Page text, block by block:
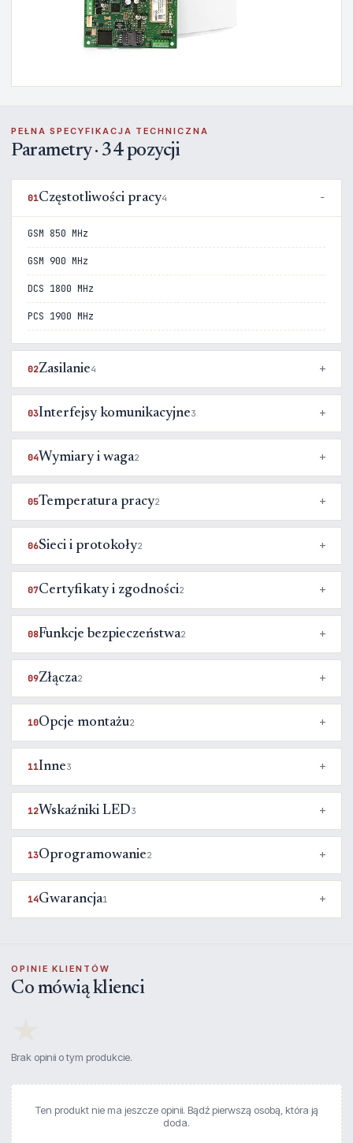
PEŁNA SPECYFIKACJA TECHNICZNA
Parametry · 34 pozycji
01Częstotliwości pracy4
GSM 850 MHz
GSM 900 MHz
DCS 1800 MHz
PCS 1900 MHz
02Zasilanie4
03Interfejsy komunikacyjne3
04Wymiary i waga2
05Temperatura pracy2
06Sieci i protokoły2
07Certyfikaty i zgodności2
08Funkcje bezpieczeństwa2
09Złącza2
10Opcje montażu2
11Inne3
12Wskaźniki LED3
13Oprogramowanie2
14Gwarancja1
OPINIE KLIENTÓW
Co mówią klienci
Brak opinii o tym produkcie.
Ten produkt nie ma jeszcze opinii. Bądź pierwszą osobą, która ją
doda.